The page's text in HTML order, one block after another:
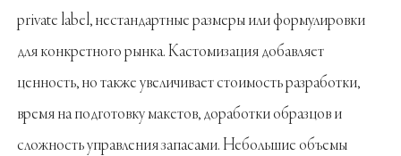
private label, нестандартные размеры или формулировки
для конкретного рынка. Кастомизация добавляет
ценность, но также увеличивает стоимость разработки,
время на подготовку макетов, доработки образцов и
сложность управления запасами. Небольшие объемы